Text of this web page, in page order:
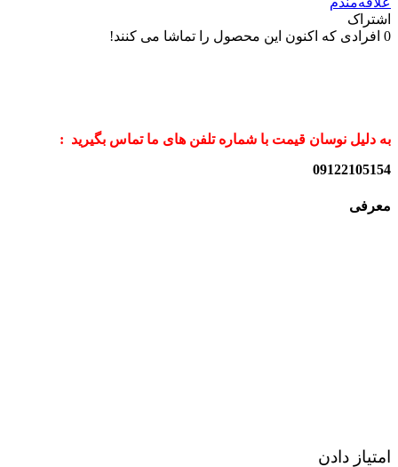
اشتراک
0 افرادی که اکنون این محصول را تماشا می کنند!
به دلیل نوسان قیمت با شماره تلفن های ما تماس بگیرید :
09122105154
معرفی
امتیاز دادن